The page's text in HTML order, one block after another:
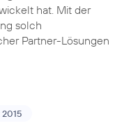
hat. Mit der
solch
Partner-Lösungen